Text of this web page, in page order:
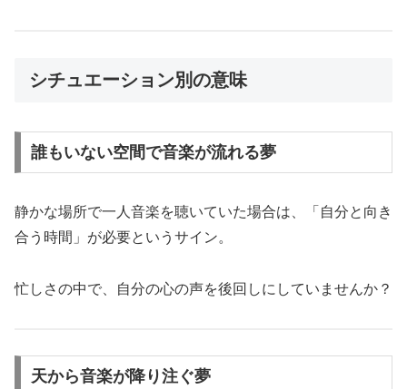
シチュエーション別の意味
誰もいない空間で音楽が流れる夢
静かな場所で一人音楽を聴いていた場合は、「自分と向き
合う時間」が必要というサイン。
忙しさの中で、自分の心の声を後回しにしていませんか？
天から音楽が降り注ぐ夢